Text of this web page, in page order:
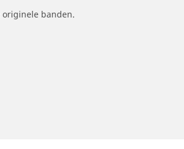
originele banden.